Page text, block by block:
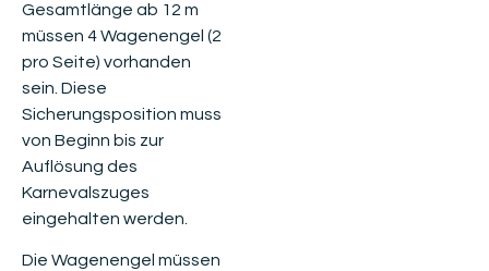
Gesamtlänge ab 12 m
müssen 4 Wagenengel (2
pro Seite) vorhanden
sein. Diese
Sicherungsposition muss
von Beginn bis zur
Auflösung des
Karnevalszuges
eingehalten werden.
Die Wagenengel müssen